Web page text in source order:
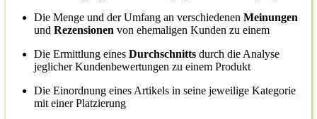
Die Menge und der Umfang an verschiedenen Meinungen
und Rezensionen von ehemaligen Kunden zu einem
Die Ermittlung eines Durchschnitts durch die Analyse
jeglicher Kundenbewertungen zu einem Produkt
Die Einordnung eines Artikels in seine jeweilige Kategorie
mit einer Platzierung